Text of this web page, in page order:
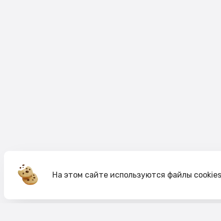
На этом сайте используются файлы cookies